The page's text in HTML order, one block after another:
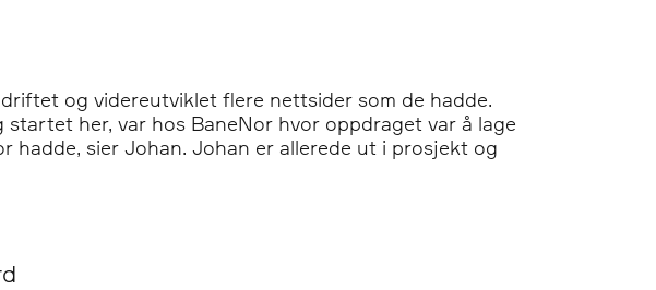
og videreutviklet flere nettsider som de hadde.
her, var hos BaneNor hvor oppdraget var å lage
hadde, sier Johan. Johan er allerede ut i prosjekt og